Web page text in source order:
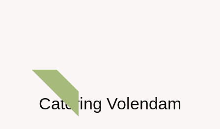
HOT
Catering Volendam